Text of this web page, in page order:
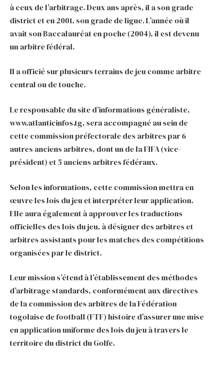
à ceux de l’arbitrage. Deux ans après, il a son grade
district et en 2001, son grade de ligue. L’année où il
avait son Baccalauréat en poche (2004), il est devenu
un arbitre fédéral.
Il a officié sur plusieurs terrains de jeu comme arbitre
central ou de touche.
Le responsable du site d’informations généraliste,
www.atlanticinfos.tg, sera accompagné au sein de
cette commission préfectorale des arbitres par 6
autres anciens arbitres, dont un de la FIFA (vice-
président) et 5 anciens arbitres fédéraux.
Selon les informations, cette commission mettra en
œuvre les lois du jeu et interpréter leur application.
Elle aura également à approuver les traductions
officielles des lois du jeu, à désigner des arbitres et
arbitres assistants pour les matches des compétitions
organisées par le district.
Leur mission s’étend à l’établissement des méthodes
d’arbitrage standards, conformément aux directives
de la commission des arbitres de la Fédération
togolaise de football (FTF) histoire d’assurer une mise
en application uniforme des lois du jeu à travers le
territoire du district du Golfe.